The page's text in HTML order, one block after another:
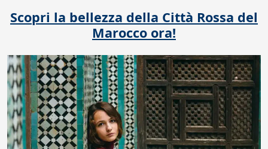
Scopri la bellezza della Città Rossa del
Marocco ora!